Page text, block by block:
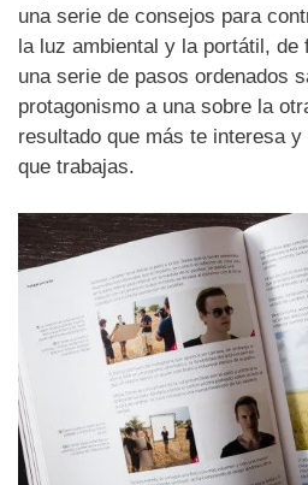
una serie de consejos para
la luz ambiental y la portátil,
una serie de pasos ordenados
protagonismo a una sobre la
resultado que más te interesa
que trabajas.